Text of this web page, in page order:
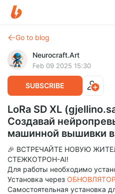
Go to blog
Neurocraft.Art
Feb 09 2025 15:30
SUBSCRIBE
LoRa SD XL
Создавай
машинной вышивки
🎉 ВСТРЕЧАЙТЕ НОВУЮ
СТЕЖКОТРОН-AI!
Для работы необходимо
Установка через ОБНОВЛЯТОР
Самостоятельная установка